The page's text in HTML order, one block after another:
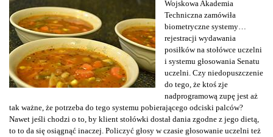
Wojskowa Akademia
Techniczna zamówiła
biometryczne systemy…
rejestracji wydawania
posiłków na stołówce uczelni
i systemu głosowania Senatu
uczelni. Czy niedopuszczenie
do tego, że ktoś zje
nadprogramową zupę jest aż
tak ważne, że potrzeba do tego systemu pobierającego odciski palców?
Nawet jeśli chodzi o to, by klient stołówki dostał dania zgodne z jego dietą,
to to da się osiągnąć inaczej. Policzyć głosy w czasie głosowanie uczelni też